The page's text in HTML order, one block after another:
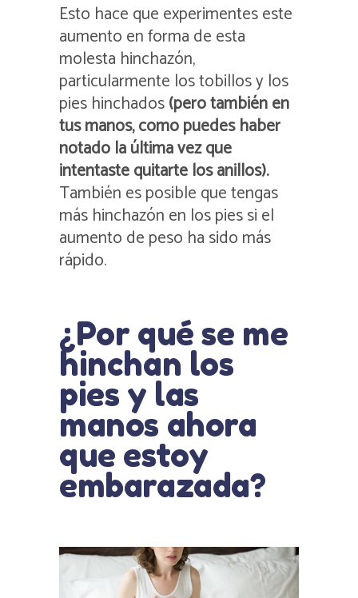
Esto hace que experimentes este
aumento en forma de esta
molesta hinchazón,
particularmente los tobillos y los
pies hinchados(pero también en
tus manos, como puedes haber
notado la última vez que
intentaste quitarte los anillos).
También es posible que tengas
más hinchazón en los pies si el
aumento de peso ha sido más
rápido.
¿Por qué se me
hinchan los
pies y las
manos ahora
que estoy
embarazada?